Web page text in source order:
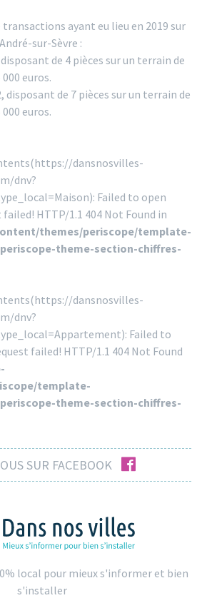
transactions ayant eu lieu en 2019 sur
sur-Sèvre :
de 4 pièces sur un terrain de
euros.
disposant de 7 pièces sur un terrain de
euros.
dansnosvilles-
dnv?
Failed to open
HTTP/1.1 404 Not Found in
themes/periscope/template-
theme-section-chiffres-
dansnosvilles-
dnv?
Failed to
failed! HTTP/1.1 404 Not Found
template-
theme-section-chiffres-
SUR FACEBOOK facebook
local pour mieux s'informer et bien
s'installer